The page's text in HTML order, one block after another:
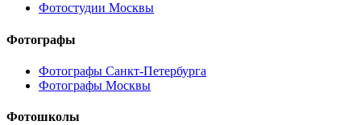
Фотостудии Москвы
Фотографы
Фотографы Санкт-Петербурга
Фотографы Москвы
Фотошколы